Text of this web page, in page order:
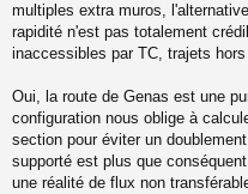
multiples extra muros,
rapidité n'est pas totalement
inaccessibles par TC, trajets
Oui, la route de Genas est une
configuration nous oblige à
section pour éviter un
supporté est plus que
une réalité de flux non